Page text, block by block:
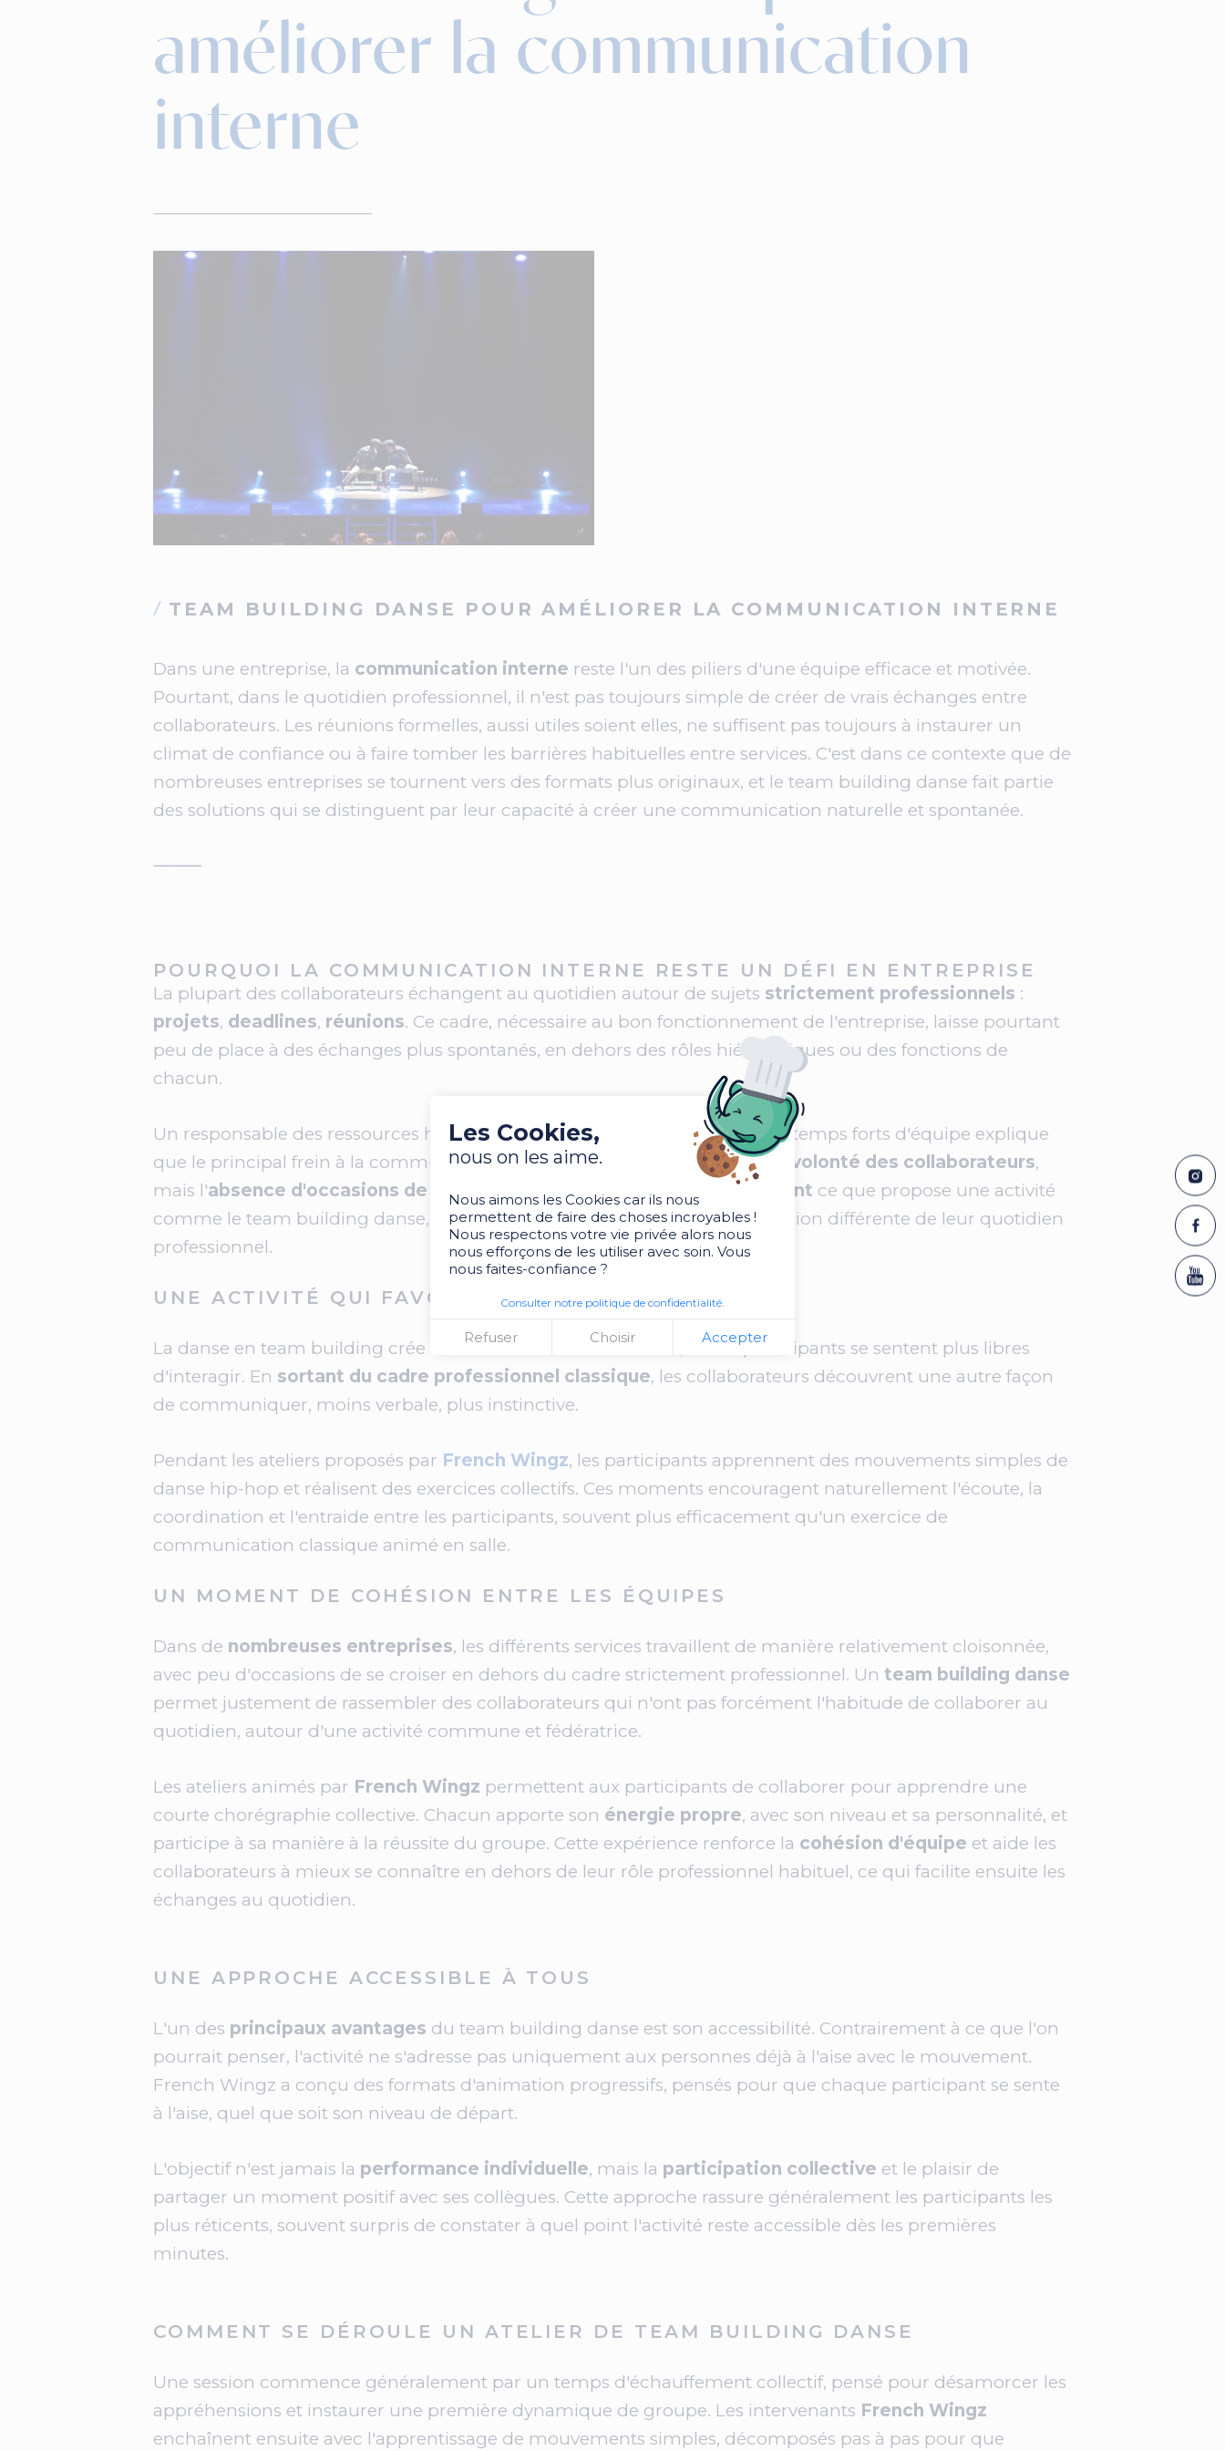
Les Cookies,
nous on les aime.
Nous aimons les Cookies car ils nous
permettent de faire des choses incroyables !
Nous respectons votre vie privée alors nous
nous efforçons de les utiliser avec soin. Vous
nous faites-confiance ?
Consulter notre politique de confidentialité.
Refuser Choisir Accepter
améliorer la communication
interne
TEAM BUILDING DANSE POUR AMÉLIORER LA COMMUNICATION INTERNE
Dans une entreprise, la communication interne reste l'un des piliers d'une équipe efficace et motivée.
Pourtant, dans le quotidien professionnel, il n'est pas toujours simple de créer de vrais échanges entre
collaborateurs. Les réunions formelles, aussi utiles soient elles, ne suffisent pas toujours à instaurer un
climat de confiance ou à faire tomber les barrières habituelles entre services. C'est dans ce contexte que de
nombreuses entreprises se tournent vers des formats plus originaux, et le team building danse fait partie
des solutions qui se distinguent par leur capacité à créer une communication naturelle et spontanée.
⸻
POURQUOI LA COMMUNICATION INTERNE RESTE UN DÉFI EN ENTREPRISE
La plupart des collaborateurs échangent au quotidien autour de sujets strictement professionnels :
projets, deadlines, réunions. Ce cadre, nécessaire au bon fonctionnement de l'entreprise, laisse pourtant
peu de place à des échanges plus spontanés, en dehors des rôles hiérarchiques ou des fonctions de
chacun.
Un responsable des ressources humaines qui organise régulièrement des temps forts d'équipe explique
que le principal frein à la communication interne n'est
pas le manque de volonté des collaborateurs,
mais l'absence d'occasions de sortir du cadre habituel. C'est précisément ce que propose une activité
comme le team building danse, en plaçant les participants dans une situation différente de leur quotidien
professionnel.
UNE ACTIVITÉ QUI FAVORISE LES ÉCHANGES
La danse en team building crée un environnement détendu
, où les participants se sentent plus libres
d'interagir. En sortant du cadre professionnel classique, les collaborateurs découvrent une autre façon
de communiquer, moins verbale, plus instinctive.
Pendant les ateliers proposés par French Wingz, les participants apprennent des mouvements simples de
danse hip-hop et réalisent des exercices collectifs. Ces moments encouragent naturellement l'écoute, la
coordination et l'entraide entre les participants, souvent plus efficacement qu'un exercice de
communication classique animé en salle.
UN MOMENT DE COHÉSION ENTRE LES ÉQUIPES
Dans de nombreuses entreprises, les différents services travaillent de manière relativement cloisonnée,
avec peu d'occasions de se croiser en dehors du cadre strictement professionnel. Un team building danse
permet justement de rassembler des collaborateurs qui n'ont pas forcément l'habitude de collaborer au
quotidien, autour d'une activité commune et fédératrice.
Les ateliers animés par French Wingz permettent aux participants de collaborer pour apprendre une
courte chorégraphie collective. Chacun apporte son énergie propre, avec son niveau et sa personnalité, et
participe à sa manière à la réussite du groupe. Cette expérience renforce la cohésion d'équipe et aide les
collaborateurs à mieux se connaître en dehors de leur rôle professionnel habituel, ce qui facilite ensuite les
échanges au quotidien.
UNE APPROCHE ACCESSIBLE À TOUS
L'un des principaux avantages du team building danse est son accessibilité. Contrairement à ce que l'on
pourrait penser, l'activité ne s'adresse pas uniquement aux personnes déjà à l'aise avec le mouvement.
French Wingz a conçu des formats d'animation progressifs, pensés pour que chaque participant se sente
à l'aise, quel que soit son niveau de départ.
L'objectif n'est jamais la performance individuelle, mais la participation collective et le plaisir de
partager un moment positif avec ses collègues. Cette approche rassure généralement les participants les
plus réticents, souvent surpris de constater à quel point l'activité reste accessible dès les premières
minutes.
COMMENT SE DÉROULE UN ATELIER DE TEAM BUILDING DANSE
Une session commence généralement par un temps d'échauffement collectif, pensé pour désamorcer les
appréhensions et instaurer une première dynamique de groupe. Les intervenants French Wingz
enchaînent ensuite avec l'apprentissage de mouvements simples, décomposés pas à pas pour que